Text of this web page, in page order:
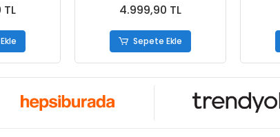
g Coconut
4.999,90 TL
Sepete Ekle